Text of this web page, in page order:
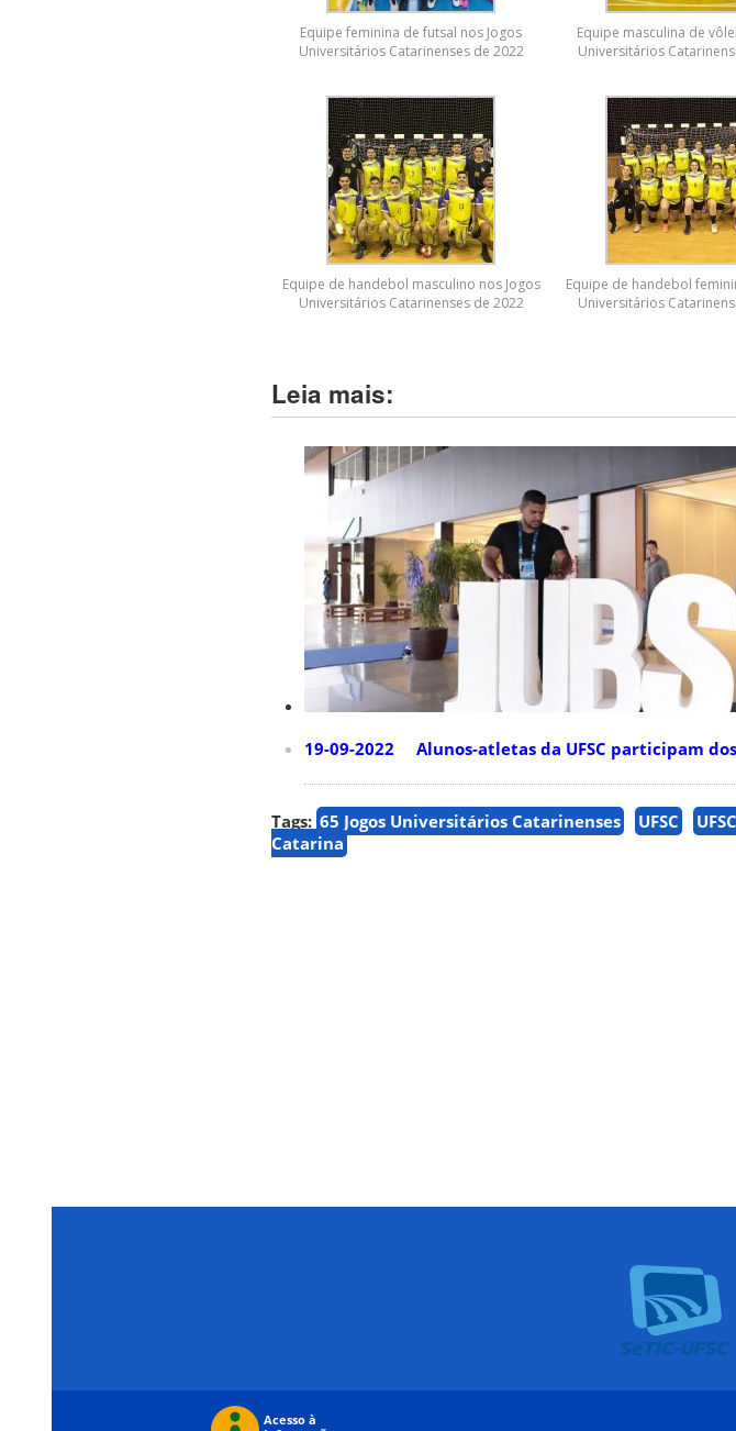
Equipe feminina de futsal nos Jogos
Universitários Catarinenses de 2022
Equipe masculina de
Universitários
Equipe de handebol masculino nos Jogos
Universitários Catarinenses de 2022
Equipe de handebol
Universitários
Leia mais:
19-09-2022 Alunos-atletas da UFSC participam
Tags: 65 Jogos Universitários Catarinenses UFSC
Catarina